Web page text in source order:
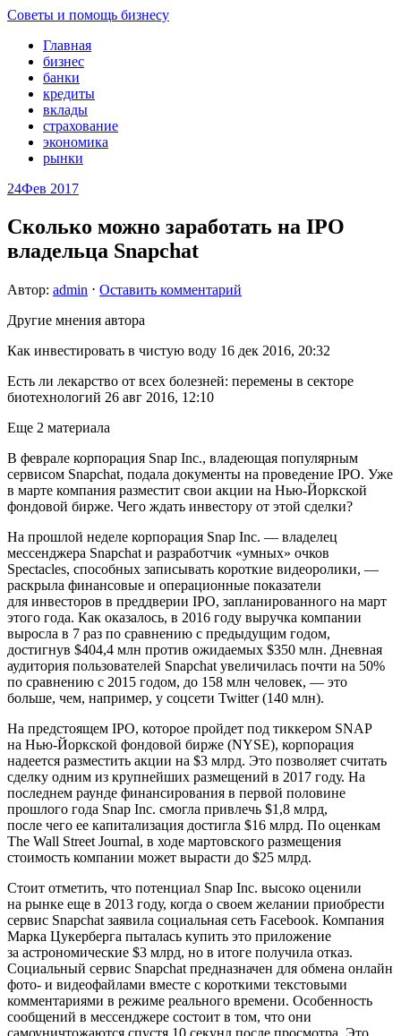
Советы и помощь бизнесу
Главная
бизнес
банки
кредиты
вклады
страхование
экономика
рынки
24Фев 2017
Сколько можно заработать на IPO
владельца Snapchat
Автор: admin ⋅ Оставить комментарий
Другие мнения автора
Как инвестировать в чистую воду 16 дек 2016, 20:32
Есть ли лекарство от всех болезней: перемены в секторе
биотехнологий 26 авг 2016, 12:10
Еще 2 материала
В феврале корпорация Snap Inc., владеющая популярным
сервисом Snapchat, подала документы на проведение IPO. Уже
в марте компания разместит свои акции на Нью-Йоркской
фондовой бирже. Чего ждать инвестору от этой сделки?
На прошлой неделе корпорация Snap Inc. — владелец
мессенджера Snapchat и разработчик «умных» очков
Spectacles, способных записывать короткие видеоролики, —
раскрыла финансовые и операционные показатели
для инвесторов в преддверии IPO, запланированного на март
этого года. Как оказалось, в 2016 году выручка компании
выросла в 7 раз по сравнению с предыдущим годом,
достигнув $404,4 млн против ожидаемых $350 млн. Дневная
аудитория пользователей Snapchat увеличилась почти на 50%
по сравнению с 2015 годом, до 158 млн человек, — это
больше, чем, например, у соцсети Twitter (140 млн).
На предстоящем IPO, которое пройдет под тиккером SNAP
на Нью-Йоркской фондовой бирже (NYSE), корпорация
надеется разместить акции на $3 млрд. Это позволяет считать
сделку одним из крупнейших размещений в 2017 году. На
последнем раунде финансирования в первой половине
прошлого года Snap Inc. смогла привлечь $1,8 млрд,
после чего ее капитализация достигла $16 млрд. По оценкам
The Wall Street Journal, в ходе мартовского размещения
стоимость компании может вырасти до $25 млрд.
Стоит отметить, что потенциал Snap Inc. высоко оценили
на рынке еще в 2013 году, когда о своем желании приобрести
сервис Snapchat заявила социальная сеть Facebook. Компания
Марка Цукерберга пыталась купить это приложение
за астрономические $3 млрд, но в итоге получила отказ.
Социальный сервис Snapchat предназначен для обмена онлайн
фото- и видеофайлами вместе с короткими текстовыми
комментариями в режиме реального времени. Особенность
сообщений в мессенджере состоит в том, что они
самоуничтожаются спустя 10 секунд после просмотра. Это